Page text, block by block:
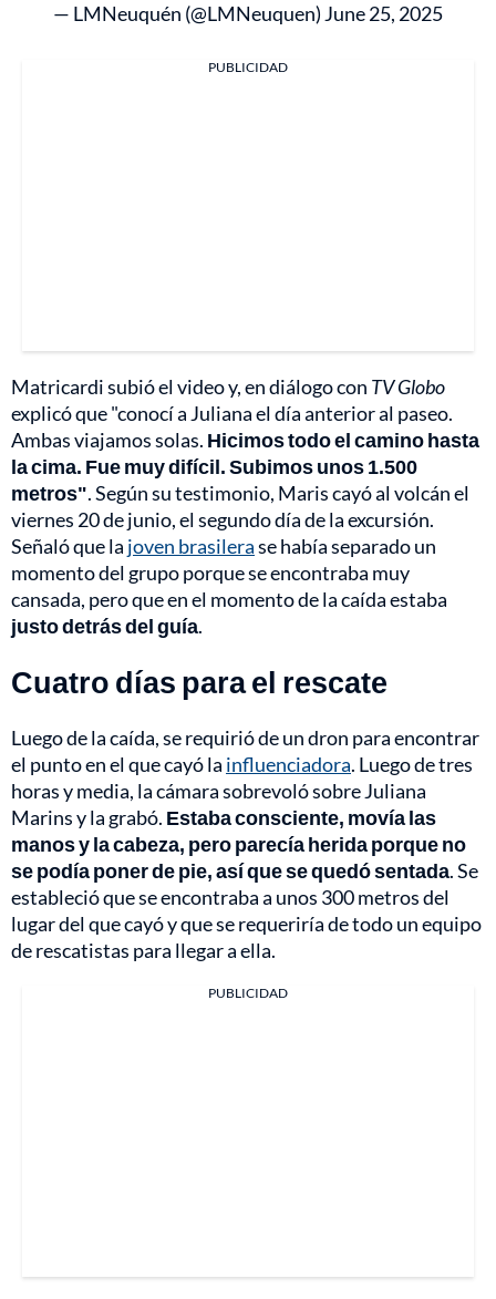
— LMNeuquén (@LMNeuquen) June 25, 2025
PUBLICIDAD
Matricardi subió el video y, en diálogo con TV Globo
explicó que "conocí a Juliana el día anterior al paseo.
Ambas viajamos solas. Hicimos todo el camino hasta
la cima. Fue muy difícil. Subimos unos 1.500
metros". Según su testimonio, Maris cayó al volcán el
viernes 20 de junio, el segundo día de la excursión.
Señaló que la joven brasilerase había separado un
momento del grupo porque se encontraba muy
cansada, pero que en el momento de la caída estaba
justo detrás del guía.
Cuatro días para el rescate
Luego de la caída, se requirió de un dron para encontrar
el punto en el que cayó la influenciadora. Luego de tres
horas y media, la cámara sobrevoló sobre Juliana
Marins y la grabó. Estaba consciente, movía las
manos y la cabeza, pero parecía herida porque no
se podía poner de pie, así que se quedó sentada. Se
estableció que se encontraba a unos 300 metros del
lugar del que cayó y que se requeriría de todo un equipo
de rescatistas para llegar a ella.
PUBLICIDAD